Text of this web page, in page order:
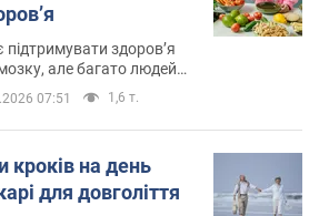
здоров’я
але багато людей
07:51 1,6 т.
кроків на день
для довголіття